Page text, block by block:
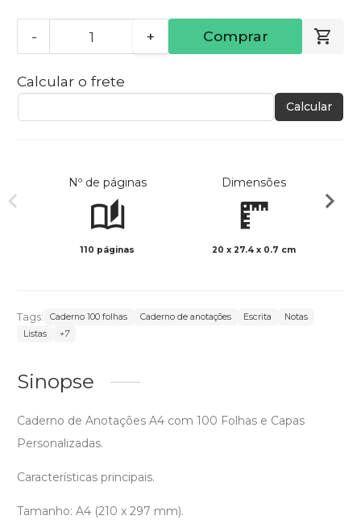
- + Comprar
Calcular o frete
Calcular
Nº de páginas
110 páginas
Dimensões
20 x 27.4 x 0.7 cm
Tags: Caderno 100 folhas Caderno de anotações Escrita
Notas
Listas
+7
Sinopse
Caderno de Anotações A4 com 100 Folhas e Capas
Personalizadas.
Características principais.
Tamanho: A4 (210 x 297 mm).